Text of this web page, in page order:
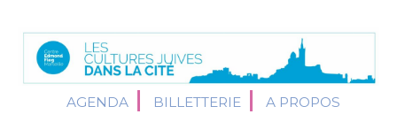
AGENDA BILLETTERIE A PROPOS